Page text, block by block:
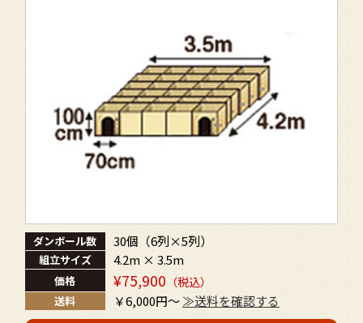
レジットカード番号などの支払に関する情報など
ユーザーが簡便にデータを入力できるようにする
ために，当社に登録されている情報を入力画面に
表示させたり，ユーザーのご指示に基づいて他の
サービスなど（提携先が提供するものも含みま
す）に転送したりする目的
代金の支払を遅滞したり第三者に損害を発生させ
たりするなど，本サービスの利用規約に違反した
めの情報を利用する目的
ユーザーからのお問い合わせに対応するために，
お問い合わせ内容や代金の請求に関する情報など
当社がユーザーに対してサービスを提供するにあ
たって必要となる情報や，ユーザーのサービス利
用状況，連絡先情報などを利用する目的
上記の利用目的に付随する目的
ダンボール数 30個（6列×5列）
組立サイズ 4.2m × 3.5m
価格 ¥75,900 （税込）
送料 ￥6,000円～≫送料を確認する